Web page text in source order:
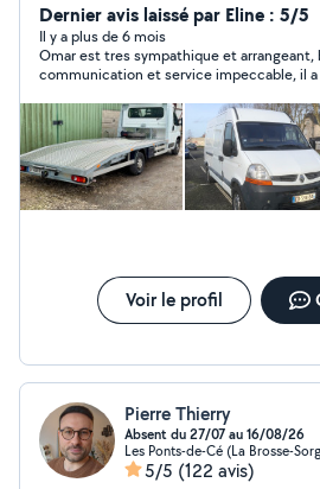
(panne, accident) Nettoyage intérieur & extérieur
Location d'utilitaires pour
transports Réactif, sérieux et tarifs compétitifs
Intervention rapide sur Angers et environs
à me contacter, réponse rapide
Dernier avis laissé par Eline : 5/5
Il y a plus de 6 mois
Omar est tres sympathique et arrangeant,
communication et service impeccable, il a
recommande !
Voir le profil
Pierre Thierry
Absent du 27/07 au 16/08/26
Les Ponts-de-Cé (La Brosse-
5/5 (122 avis)